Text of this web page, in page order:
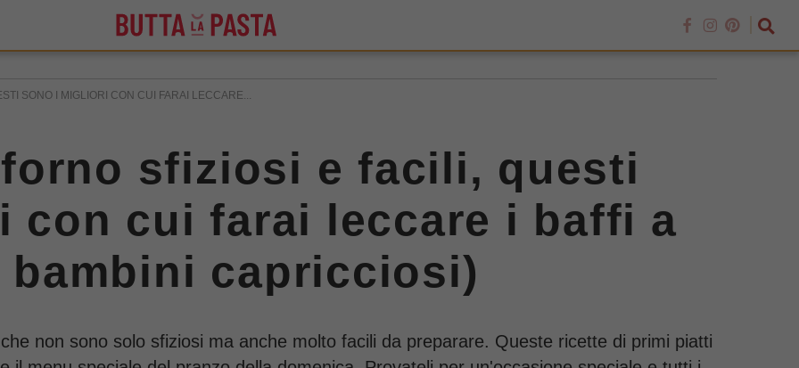
SONO I MIGLIORI CON CUI FARAI LECCARE...
sfiziosi e facili, questi
con cui farai leccare i baffi a
capricciosi)
non sono solo sfiziosi ma anche molto facili da preparare. Queste ricette di primi piatti